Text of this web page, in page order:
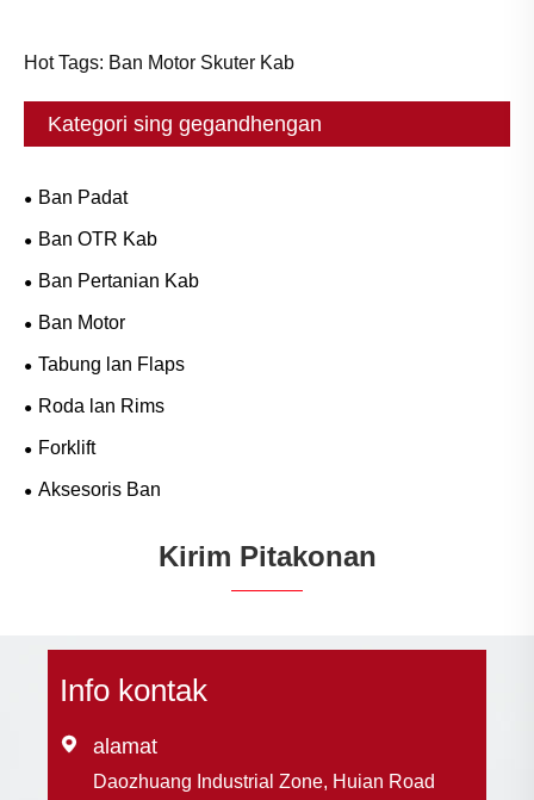
Hot Tags: Ban Motor Skuter Kab
Kategori sing gegandhengan
Ban Padat
Ban OTR Kab
Ban Pertanian Kab
Ban Motor
Tabung lan Flaps
Roda lan Rims
Forklift
Aksesoris Ban
Kirim Pitakonan
Info kontak
 alamat
Daozhuang Industrial Zone, Huian Road